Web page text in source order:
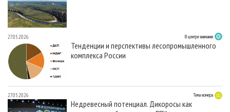
27.05.2026 В центре внимания
Тенденции и перспективы лесопромышленного
комплекса России
27.05.2026 Тема номера
Недревесный потенциал. Дикоросы как